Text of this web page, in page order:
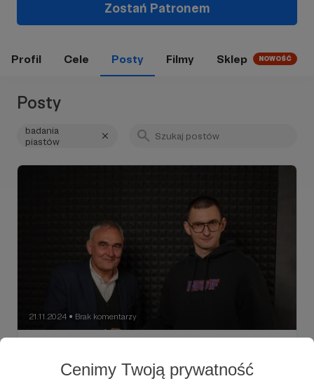
Cenimy Twoją prywatność
Zostań Patronem
Profil Cele Posty Filmy Sklep NOWOŚĆ
Posty
badania
piastów
21.11.2024 ● Brak komentarzy
przełomowych badań DNA - prof. Marek